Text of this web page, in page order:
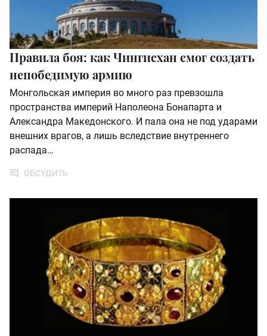
Правила боя: как Чингисхан смог создать
непобедимую армию
Монгольская империя во много раз превзошла
пространства империй Наполеона Бонапарта и
Александра Македонского. И пала она не под ударами
внешних врагов, а лишь вследствие внутреннего
распада…
ОБСУДИТЬ